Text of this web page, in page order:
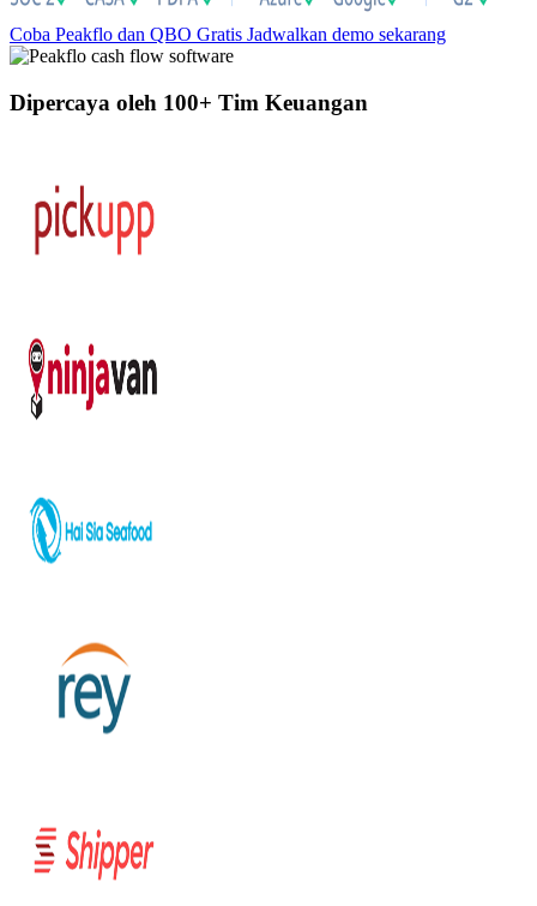
Coba Peakflo dan QBO Gratis Jadwalkan demo sekarang
Dipercaya oleh 100+ Tim Keuangan